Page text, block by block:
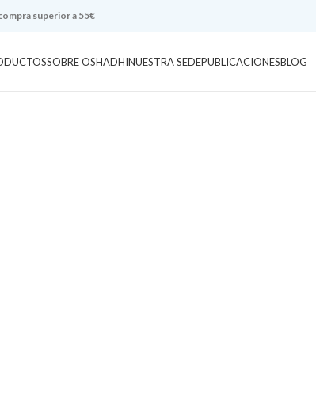
superior a 55€
SOBRE OSHADHINUESTRA SEDEPUBLICACIONESBLOG